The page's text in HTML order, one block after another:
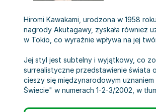
Hiromi Kawakami, urodzona w 1958
nagrody Akutagawy, zyskała również
w Tokio, co wyraźnie wpływa na jej
Jej styl jest subtelny i wyjątkowy, co
surrealistyczne przedstawienie świata
cieszy się międzynarodowym
Świecie" w numerach 1-2-3/2002, w